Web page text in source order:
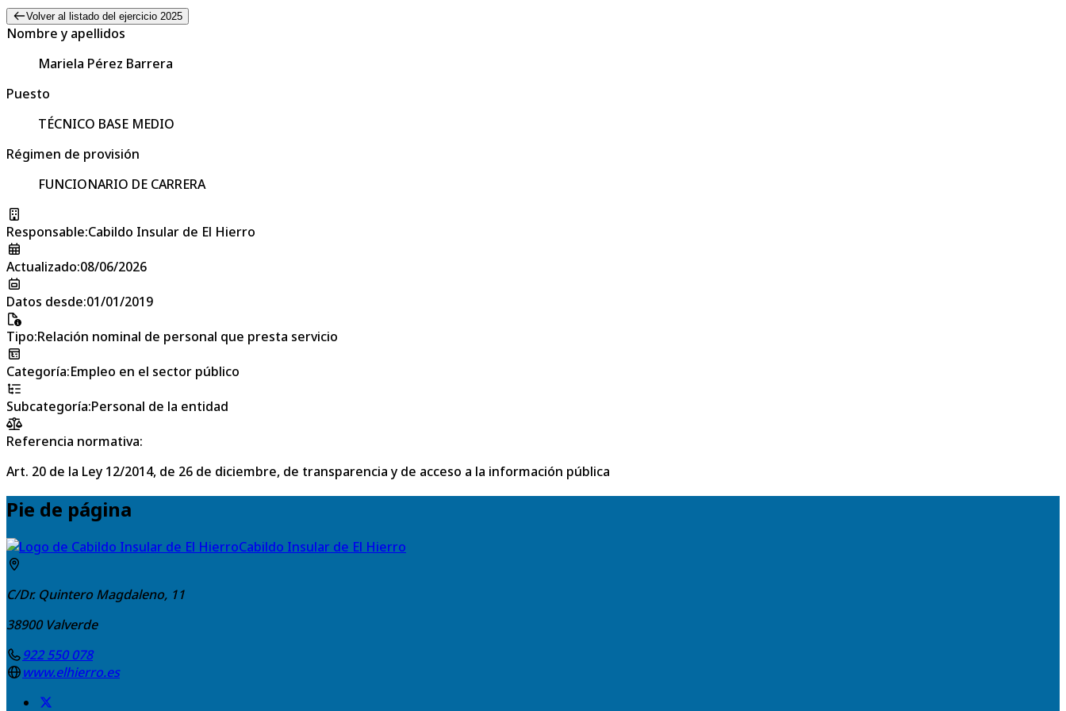
Volver al listado del ejercicio 2025
Nombre y apellidos
Mariela Pérez Barrera
Puesto
TÉCNICO BASE MEDIO
Régimen de provisión
FUNCIONARIO DE CARRERA
Responsable:Cabildo Insular de El Hierro
Actualizado:08/06/2026
Datos desde:01/01/2019
Tipo:Relación nominal de personal que presta servicio
Categoría:Empleo en el sector público
Subcategoría:Personal de la entidad
Referencia normativa:
Art. 20 de la Ley 12/2014, de 26 de diciembre, de transparencia y de acceso a la información pública
Pie de página
Cabildo Insular de El Hierro
C/Dr. Quintero Magdaleno, 11
38900 Valverde
922 550 078
www.elhierro.es